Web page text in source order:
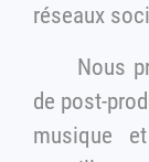
Nous proposons
de post-
musique